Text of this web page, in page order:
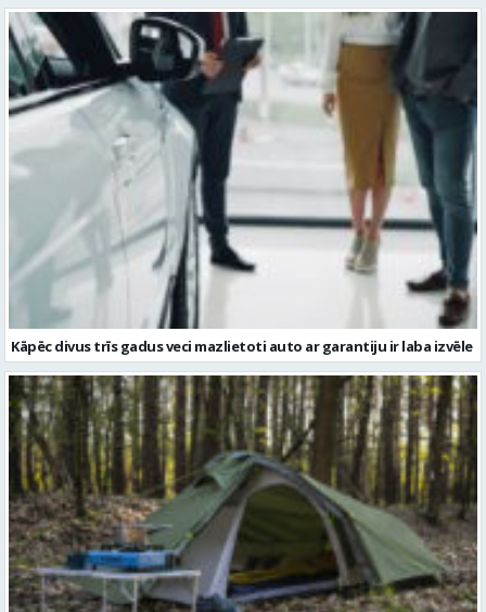
Kāpēc divus trīs gadus veci mazlietoti auto ar garantiju ir laba izvēle